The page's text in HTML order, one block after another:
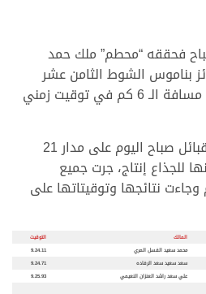
فحققه “محطم” ملك حمد
بناموس الشوط الثامن عشر
للقعدان إنتاج، والذي قطع مسافة الـ 6 كم في توقيت زمني
وتواصلت منافسات الجذاع قبائل صباح اليوم على مدار 21
منها للجذاع إنتاج، جرت جميع
من نقطة الـ 6 كم وجاءت نتائجها وتوقيتاتها على
المالك
التوقيت
محمد سعيد الفسل المري
9.24.11
سعد سعيد سعد الرفاده
9.24.71
علي سعد راشد العنزان النعيمي 9.25.93